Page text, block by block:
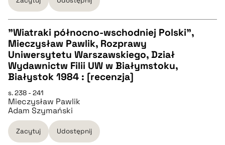
pobierz cytat
CZYSTY TEKST
pobierz cytat
BIBTEX
pobierz cytat
"Wiatraki północno-wschodniej Polski",
Mieczysław Pawlik, Rozprawy
Uniwersytetu Warszawskiego, Dział
Wydawnictw Filii UW w Białymstoku,
Białystok 1984 : [recenzja]
s. 238 - 241
Mieczysław Pawlik
Adam Szymański
Zacytuj Udostępnij